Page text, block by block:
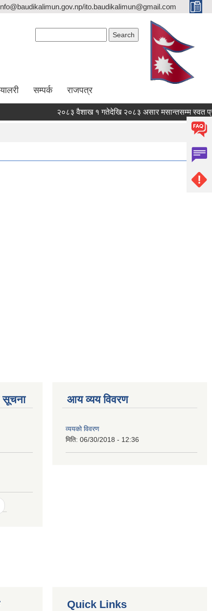
ito.baudikalimun@gmail.com
सम्पर्क राजपत्र
२०८३ वैशाख १ गतेदेखि २०८३ असार मसान्तसम्म स्वत
२०८३ वैशाख १ गतेदेखि २०८३ असार मसान्तसम्म स्वत
सूचना आय व्यय विवरण
व्ययको विवरण
मिति: 06/30/2018 - 12:36
Quick Links